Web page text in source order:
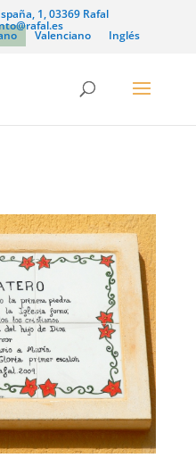
1, 03369 Rafal
Valenciano Inglés